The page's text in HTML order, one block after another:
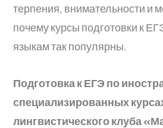
терпения, внимательности и
почему курсы подготовки к
языкам так популярны.
Подготовка к ЕГЭ по
специализированных
лингвистического клуба